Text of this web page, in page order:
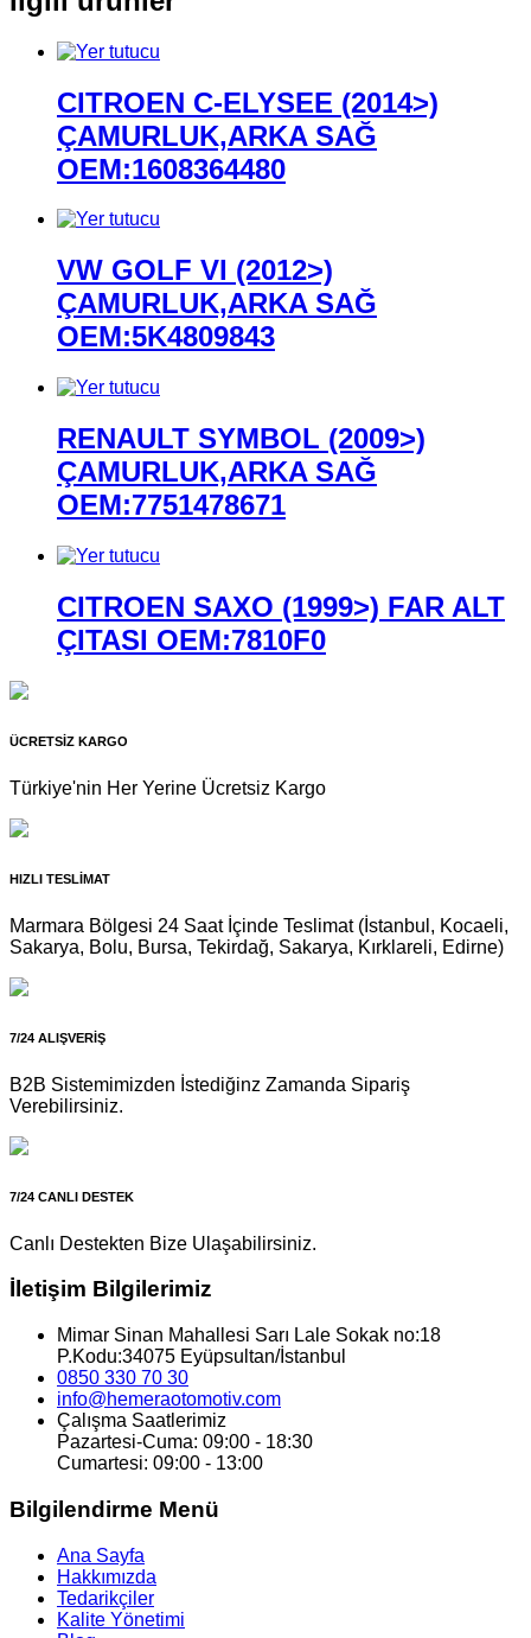
CITROEN C-ELYSEE (2014>)
ÇAMURLUK,ARKA SAĞ
OEM:1608364480
VW GOLF VI (2012>)
ÇAMURLUK,ARKA SAĞ
OEM:5K4809843
RENAULT SYMBOL (2009>)
ÇAMURLUK,ARKA SAĞ
OEM:7751478671
CITROEN SAXO (1999>) FAR ALT
ÇITASI OEM:7810F0
ÜCRETSİZ KARGO
Türkiye'nin Her Yerine Ücretsiz Kargo
HIZLI TESLİMAT
Marmara Bölgesi 24 Saat İçinde Teslimat (İstanbul, Kocaeli,
Sakarya, Bolu, Bursa, Tekirdağ, Sakarya, Kırklareli, Edirne)
7/24 ALIŞVERİŞ
B2B Sistemimizden İstediğinz Zamanda Sipariş
Verebilirsiniz.
7/24 CANLI DESTEK
Canlı Destekten Bize Ulaşabilirsiniz.
İletişim Bilgilerimiz
Mimar Sinan Mahallesi Sarı Lale Sokak no:18
P.Kodu:34075 Eyüpsultan/İstanbul
0850 330 70 30
info@hemeraotomotiv.com
Çalışma Saatlerimiz
Pazartesi-Cuma: 09:00 - 18:30
Cumartesi: 09:00 - 13:00
Bilgilendirme Menü
Ana Sayfa
Hakkımızda
Tedarikçiler
Kalite Yönetimi